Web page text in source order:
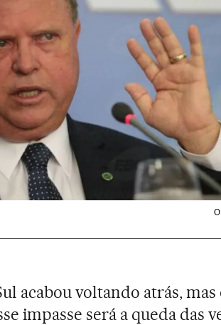
acabou voltando atrás, mas
impasse será a queda das